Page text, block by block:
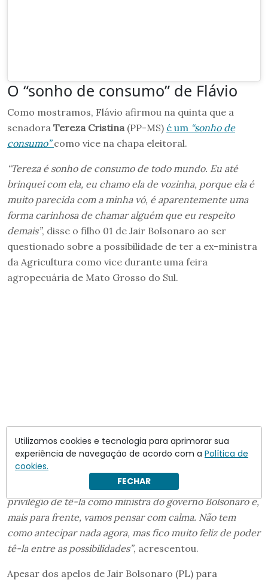
O “sonho de consumo” de Flávio
Como mostramos, Flávio afirmou na quinta que a
senadora Tereza Cristina (PP-MS) é um “sonho de
consumo” como vice na chapa eleitoral.
“Tereza é sonho de consumo de todo mundo. Eu até
brinquei com ela, eu chamo ela de vozinha, porque ela é
muito parecida com a minha vó, é aparentemente uma
forma carinhosa de chamar alguém que eu respeito
demais”, disse o filho 01 de Jair Bolsonaro ao ser
questionado sobre a possibilidade de ter a ex-ministra
da Agricultura como vice durante uma feira
agropecuária de Mato Grosso do Sul.
“Para mim, [Tereza Cristina] é uma das maiores
referências do mundo no agro do Brasil. Nós tivemos o
privilégio de tê-la como ministra do governo Bolsonaro e,
mais para frente, vamos pensar com calma. Não tem
como antecipar nada agora, mas fico muito feliz de poder
tê-la entre as possibilidades”, acrescentou.
Apesar dos apelos de Jair Bolsonaro (PL) para
Utilizamos cookies e tecnologia para aprimorar sua
experiência de navegação de acordo com a Política de
cookies.
FECHAR